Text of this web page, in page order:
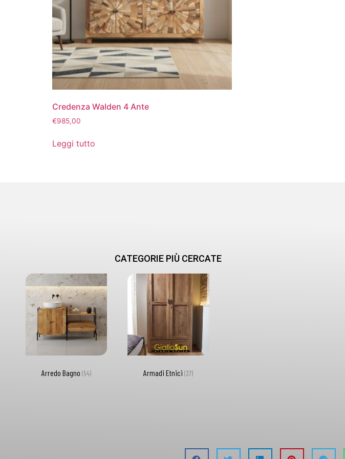
Credenza Walden 4 Ante
€985,00
Leggi tutto
CATEGORIE PIÙ CERCATE
Arredo Bagno(54) Armadi Etnici(37)